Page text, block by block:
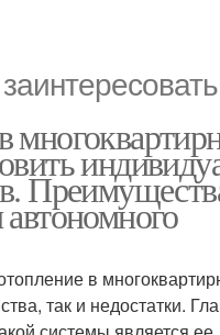
в
так и недостатки.